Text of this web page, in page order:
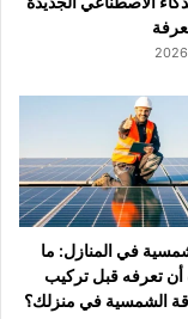
في المنازل: ما
تعرفه قبل تركيب
الشمسية في منزلك؟